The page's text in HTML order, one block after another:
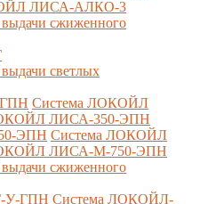
ЛИСА-АЛКО-3
выдачи сжиженного
светлых
Система ЛОКОЙЛ
ЛИСА-350-ЭПН
ЭПН Система ЛОКОЙЛ
ЛИСА-М-750-ЭПН
выдачи сжиженного
У-ГПН Система ЛОКОЙЛ-